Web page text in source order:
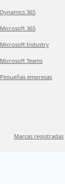
Dynamics 365
Microsoft 365
Microsoft Industry
Microsoft Teams
Pequeñas empresas
Marcas registradas